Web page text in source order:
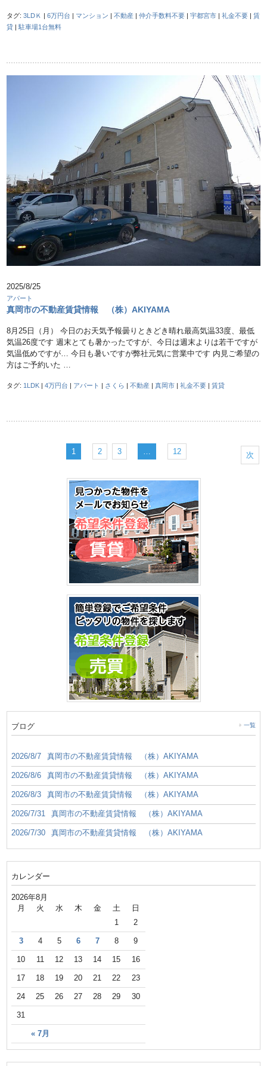
タグ:3LDＫ |6万円台 | マンション |不動産 |仲介手数料不要 |宇都宮市 |礼金不要 |賃
貸 |駐車場1台無料
2025/8/25
アパート
真岡市の不動産賃貸情報 （株）AKIYAMA
8月25日（月） 今日のお天気予報曇りときどき晴れ最高気温33度、最低
気温26度です 週末とても暑かったですが、今日は週末よりは若干ですが
気温低めですが… 今日も暑いですが弊社元気に営業中です 内見ご希望の
方はご予約いた …
タグ: 1LDK |4万円台 | アパート | さくら |不動産 |真岡市 |礼金不要 |賃貸
1 2 3 … 12 次
ブログ 一覧
2026/8/7 真岡市の不動産賃貸情報 （株）AKIYAMA
2026/8/6 真岡市の不動産賃貸情報 （株）AKIYAMA
2026/8/3 真岡市の不動産賃貸情報 （株）AKIYAMA
2026/7/31 真岡市の不動産賃貸情報 （株）AKIYAMA
2026/7/30 真岡市の不動産賃貸情報 （株）AKIYAMA
カレンダー
2026年8月
月 火 水 木 金 土 日
« 7月
1 2
3 4 5 6 7 8 9
10 11 12 13 14 15 16
17 18 19 20 21 22 23
24 25 26 27 28 29 30
31